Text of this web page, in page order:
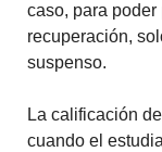
caso, para
recuperación,
suspenso.
La calificación
cuando el